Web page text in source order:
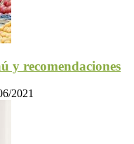
y recomendaciones
2021